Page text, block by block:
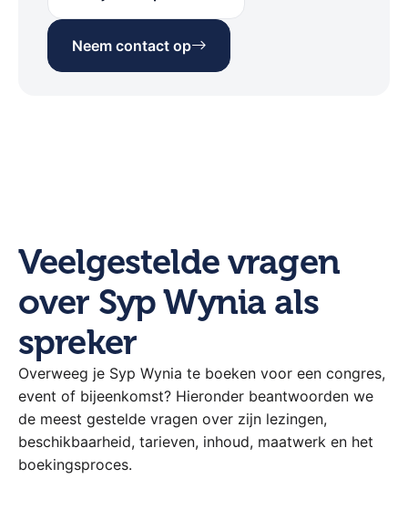
Neem contact op
Veelgestelde vragen
over Syp Wynia als
spreker
Overweeg je Syp Wynia te boeken voor een congres,
event of bijeenkomst? Hieronder beantwoorden we
de meest gestelde vragen over zijn lezingen,
beschikbaarheid, tarieven, inhoud, maatwerk en het
boekingsproces.